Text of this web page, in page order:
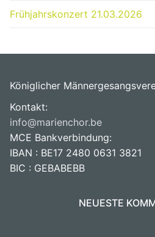
Frühjahrskonzert 21.03.2026
Königlicher
Kontakt:
info@marienchor.be
MCE Bankverbindung:
IBAN : BE17 2480 0631 3821
BIC : GEBABEBB
NEUESTE